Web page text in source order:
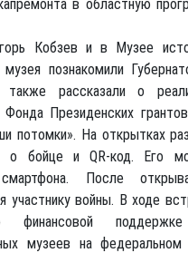
в областную
Кобзев и в Музее
музея познакомили
рассказали о
Фонда Президенских
потомки». На открытках
о бойце и QR-код. Его
После
участнику войны. В ходе
поддержке
музеев на федеральном